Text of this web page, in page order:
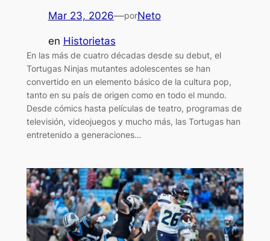
Mar 23, 2026—porNeto
en Historietas
En las más de cuatro décadas desde su debut, el
Tortugas Ninjas mutantes adolescentes se han
convertido en un elemento básico de la cultura pop,
tanto en su país de origen como en todo el mundo.
Desde cómics hasta películas de teatro, programas de
televisión, videojuegos y mucho más, las Tortugas han
entretenido a generaciones…